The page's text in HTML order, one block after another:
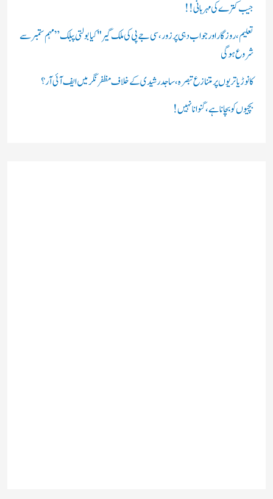
:جیب کترے کی مہربانی !!
تعلیم، روزگار اور جواب دہی پر زور، سی جے پی کی ملک گیر "کیا بولتی پبلک” مہم ستمبر سے
شروع ہوگی
کانوڑ یاتریوں پر متنازع تبصرہ، ساجد رشیدی کے خلاف مظفرنگر میں ایف آئی آر؟
بچیوں کو بچانا ہے، گنوانا نہیں!